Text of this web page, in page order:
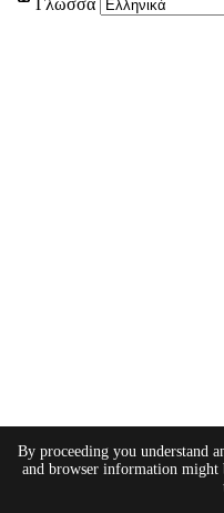
Γλώσσα
By proceeding you understand
and browser information might